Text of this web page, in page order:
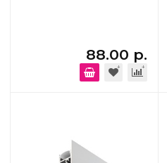
88.00 р.